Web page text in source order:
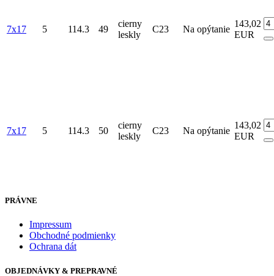
7x17 5 114.3 49
cierny
leskly
C23 Na opýtanie
143,02
EUR
7x17 5 114.3 50
cierny
leskly
C23 Na opýtanie
143,02
EUR
PRÁVNE
Impressum
Obchodné podmienky
Ochrana dát
OBJEDNÁVKY & PREPRAVNÉ